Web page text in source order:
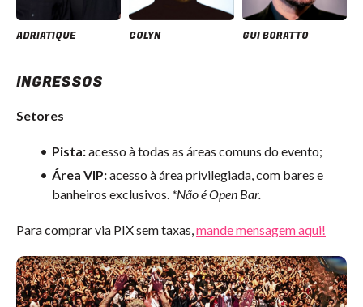
ADRIATIQUE COLYN GUI BORATTO
INGRESSOS
Setores
Pista:acesso à todas as áreas comuns do evento;
Área VIP:acesso à área privilegiada, com bares e
banheiros exclusivos. *Não é Open Bar.
Para comprar via PIX sem taxas,mande mensagem aqui!